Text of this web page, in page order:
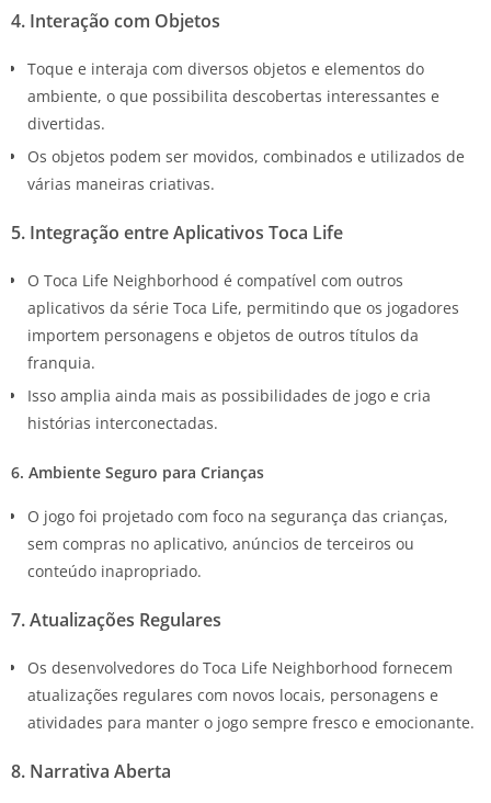
4. Interação com Objetos
Toque e interaja com diversos objetos e elementos do
ambiente, o que possibilita descobertas interessantes e
divertidas.
Os objetos podem ser movidos, combinados e utilizados de
várias maneiras criativas.
5. Integração entre Aplicativos Toca Life
O Toca Life Neighborhood é compatível com outros
aplicativos da série Toca Life, permitindo que os jogadores
importem personagens e objetos de outros títulos da
franquia.
Isso amplia ainda mais as possibilidades de jogo e cria
histórias interconectadas.
6. Ambiente Seguro para Crianças
O jogo foi projetado com foco na segurança das crianças,
sem compras no aplicativo, anúncios de terceiros ou
conteúdo inapropriado.
7. Atualizações Regulares
Os desenvolvedores do Toca Life Neighborhood fornecem
atualizações regulares com novos locais, personagens e
atividades para manter o jogo sempre fresco e emocionante.
8. Narrativa Aberta